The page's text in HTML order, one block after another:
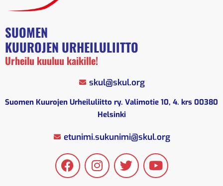
SUOMEN
KUUROJEN URHEILULIITTO
Urheilu kuuluu kaikille!
skul@skul.org
Suomen Kuurojen Urheiluliitto ry. Valimotie 10, 4. krs 00380
Helsinki
etunimi.sukunimi@skul.org